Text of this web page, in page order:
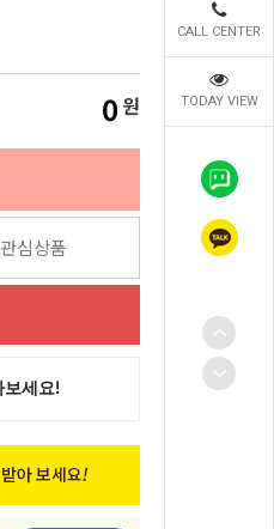
CALL CENTER
TODAY VIEW
0 원
관심상품